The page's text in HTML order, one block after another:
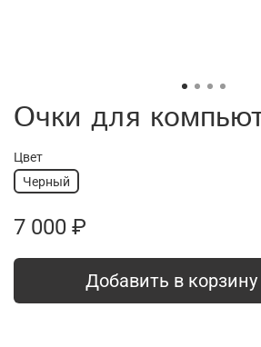
Очки для
Цвет
Черный
7 000 ₽
Добавить в корзину